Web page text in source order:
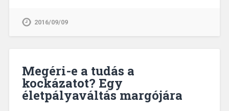
2016/09/09
Megéri-e a tudás a
kockázatot? Egy
életpályaváltás margójára